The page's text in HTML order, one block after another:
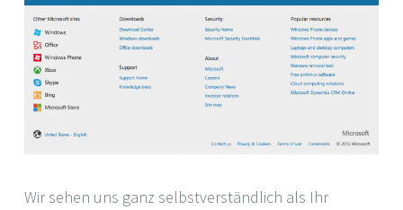
Wir sehen uns ganz selbstverständlich als Ihr